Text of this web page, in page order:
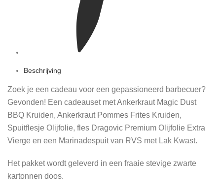
Beschrijving
Zoek je een cadeau voor een gepassioneerd barbecuer?
Gevonden! Een cadeauset met Ankerkraut Magic Dust
BBQ Kruiden, Ankerkraut Pommes Frites Kruiden,
Spuitflesje Olijfolie, fles Dragovic Premium Olijfolie Extra
Vierge en een Marinadespuit van RVS met Lak Kwast.
Het pakket wordt geleverd in een fraaie stevige zwarte
kartonnen doos.